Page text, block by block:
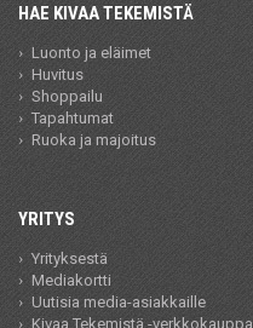
HAE KIVAA TEKEMISTÄ
Luonto ja eläimet
Huvitus
Shoppailu
Tapahtumat
Ruoka ja majoitus
YRITYS
Yrityksestä
Mediakortti
Uutisia media-asiakkaille
Kivaa Tekemistä -verkkokauppa